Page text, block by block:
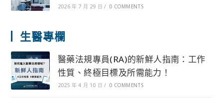
2026 年 7 月 29 日 / 0 COMMENTS
生醫專欄
醫藥法規專員(RA)的新鮮人指南：工作
性質、終極目標及所需能力！
2025 年 4 月 10 日 / 0 COMMENTS